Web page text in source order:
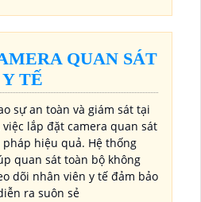
QUAN SÁT
TẾ
sự an toàn và giám sát tại
việc lắp đặt camera quan sát
pháp hiệu quả. Hệ thống
quan sát toàn bộ không
dõi nhân viên y tế đảm bảo
ra suôn sẻ